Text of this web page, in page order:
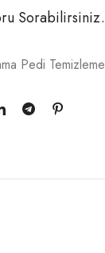
Sorabilirsiniz.
Pedi Temizleme